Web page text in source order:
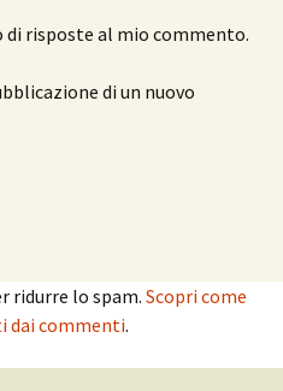
di risposte al mio commento.
di un nuovo
ridurre lo spam. Scopri come
dai commenti.